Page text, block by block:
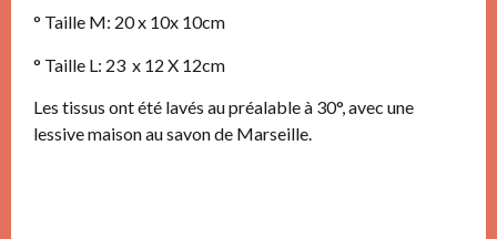
° Taille M: 20 x 10x 10cm
° Taille L: 23 x 12 X 12cm
Les tissus ont été lavés au préalable à 30°, avec une
lessive maison au savon de Marseille.